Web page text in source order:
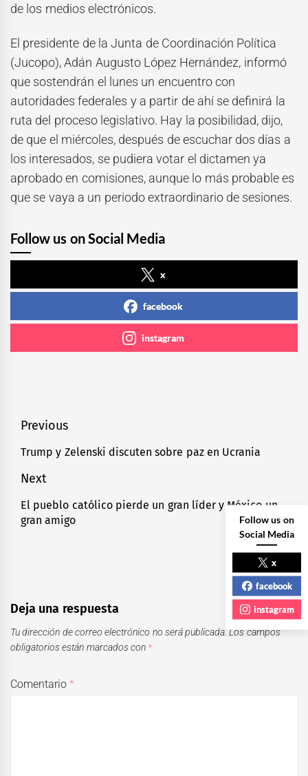
de los medios electrónicos.
El presidente de la Junta de Coordinación Política
(Jucopo), Adán Augusto López Hernández, informó
que sostendrán el lunes un encuentro con
autoridades federales y a partir de ahí se definirá la
ruta del proceso legislativo. Hay la posibilidad, dijo,
de que el miércoles, después de escuchar dos días a
los interesados, se pudiera votar el dictamen ya
aprobado en comisiones, aunque lo más probable es
que se vaya a un periodo extraordinario de sesiones.
Follow us on Social Media
x
facebook
instagram
Navegación
de
entradas
Previous
Previous
Trump y Zelenski discuten sobre paz en Ucrania
Next
Next
post:
El pueblo católico pierde un gran líder y México un
gran amigo
Deja una respuesta
Tu dirección de correo electrónico no será publicada. Los campos
obligatorios están marcados con *
Comentario*
Follow us on
Social Media
x
facebook
instagram